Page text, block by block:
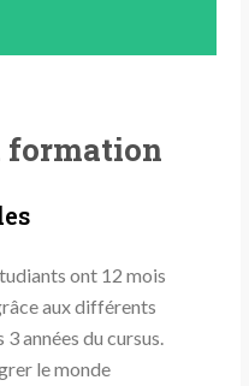
formation
ont 12 mois
aux différents
années du cursus.
le monde